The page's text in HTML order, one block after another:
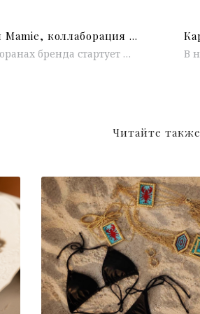
Второй День рождения Mamie, коллаборация Garda x Elemis, открытие Bluefin в Жуковке, летняя карта напитков в Кофемании
Meat_Coin С 5 июня в ресторанах бренда стартует новая коктейльная карта от шеф-барменов Евгения Юшкина и Макса Юркина — яркая,...
Читайте также